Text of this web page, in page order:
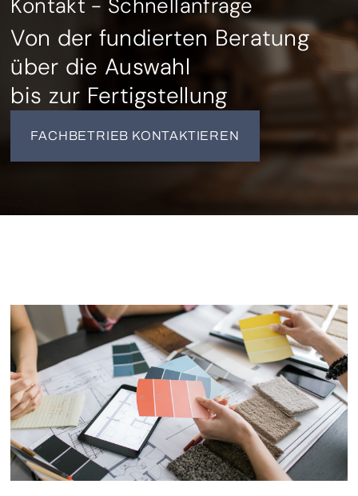
Kontakt - Schnellanfrage
Von der fundierten Beratung
über die Auswahl
bis zur Fertigstellung
FACHBETRIEB KONTAKTIEREN